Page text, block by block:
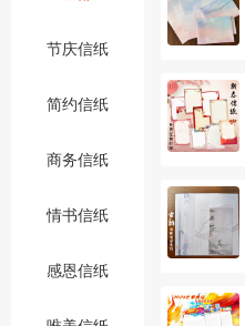
节庆信纸
简约信纸
商务信纸
情书信纸
感恩信纸